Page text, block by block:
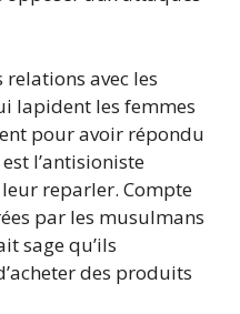
avec les
lapident les femmes
pour avoir répondu
l’antisioniste
reparler. Compte
par les musulmans
sage qu’ils
des produits